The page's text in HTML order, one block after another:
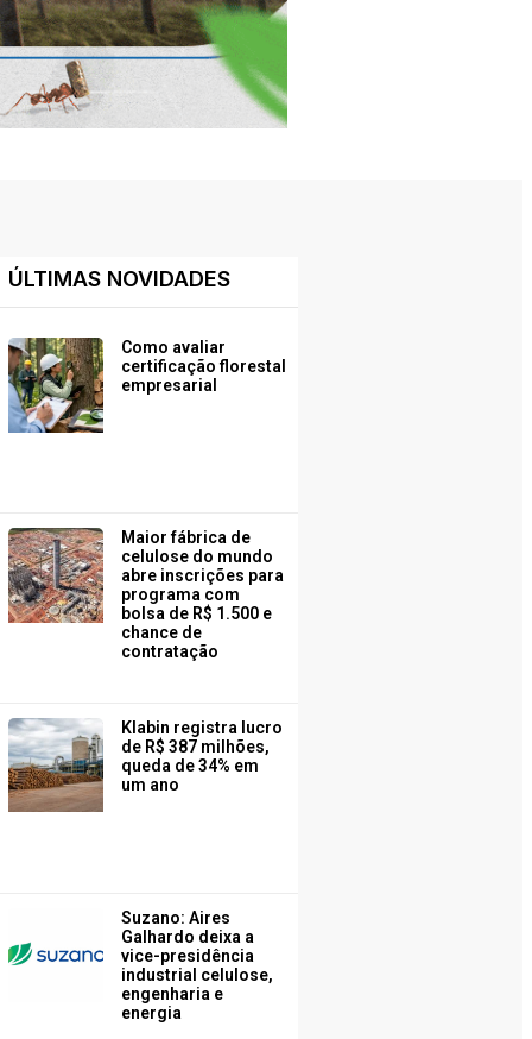
ÚLTIMAS NOVIDADES
Como avaliar
certificação florestal
empresarial
Maior fábrica de
celulose do mundo
abre inscrições para
programa com
bolsa de R$ 1.500 e
chance de
contratação
Klabin registra lucro
de R$ 387 milhões,
queda de 34% em
um ano
Suzano: Aires
Galhardo deixa a
vice-presidência
industrial celulose,
engenharia e
energia